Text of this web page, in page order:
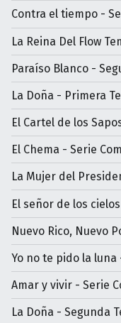
Contra el tiempo -
La Reina Del Flow
Paraíso Blanco -
La Doña - Primera
El Cartel de los
El Chema - Serie
La Mujer del
El señor de los
Nuevo Rico, Nuevo
Yo no te pido la luna
Amar y vivir - Serie
La Doña - Segunda